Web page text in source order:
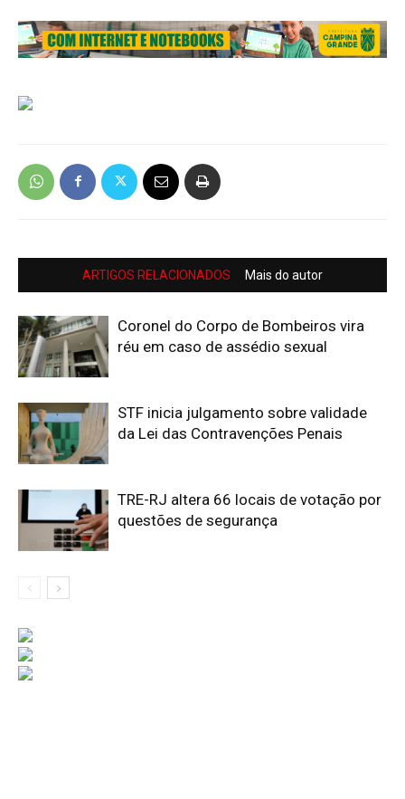
ARTIGOS RELACIONADOS Mais do autor
Coronel do Corpo de Bombeiros vira
réu em caso de assédio sexual
STF inicia julgamento sobre validade
da Lei das Contravenções Penais
TRE-RJ altera 66 locais de votação por
questões de segurança